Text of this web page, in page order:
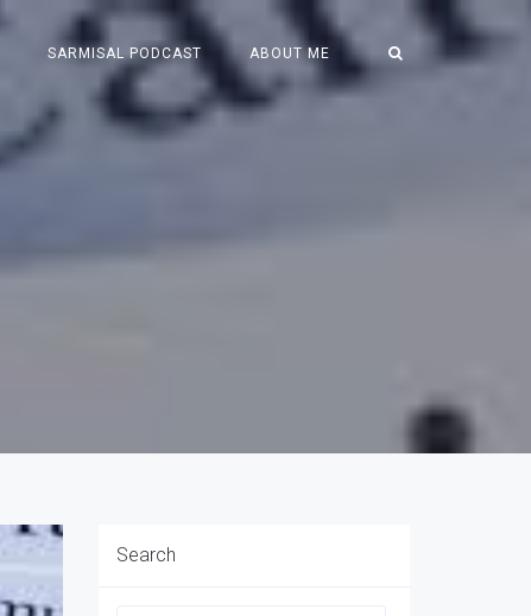
SARMISAL PODCAST ABOUT ME
Search